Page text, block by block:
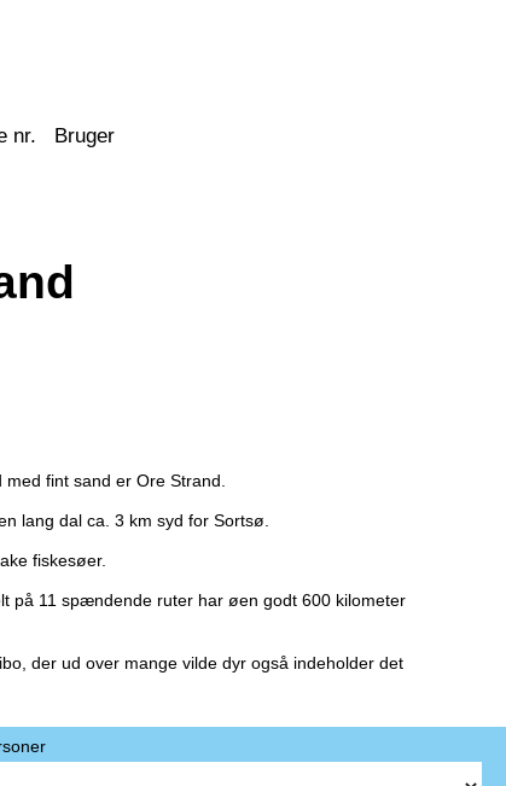
nr. Bruger
fint sand er Ore Strand.
lang dal ca. 3 km syd for Sortsø.
fiskesøer.
på 11 spændende ruter har øen godt 600 kilometer
der ud over mange vilde dyr også indeholder det